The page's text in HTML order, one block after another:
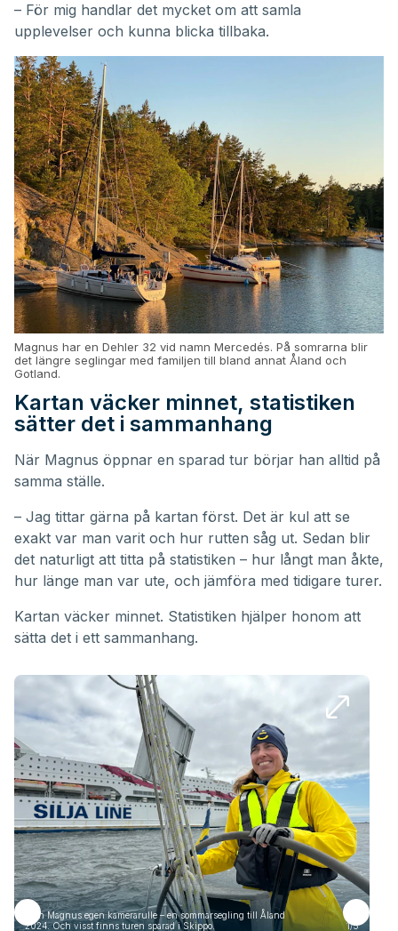
– För mig handlar det mycket om att samla
upplevelser och kunna blicka tillbaka.
Magnus har en Dehler 32 vid namn Mercedés. På somrarna blir
det längre seglingar med familjen till bland annat Åland och
Gotland.
Kartan väcker minnet, statistiken
sätter det i sammanhang
När Magnus öppnar en sparad tur börjar han alltid på
samma ställe.
– Jag tittar gärna på kartan först. Det är kul att se
exakt var man varit och hur rutten såg ut. Sedan blir
det naturligt att titta på statistiken – hur långt man åkte,
hur länge man var ute, och jämföra med tidigare turer.
Kartan väcker minnet. Statistiken hjälper honom att
sätta det i ett sammanhang.
Från Magnus egen kamerarulle – en sommarsegling till Åland
2024. Och visst finns turen sparad i Skippo.
1/5